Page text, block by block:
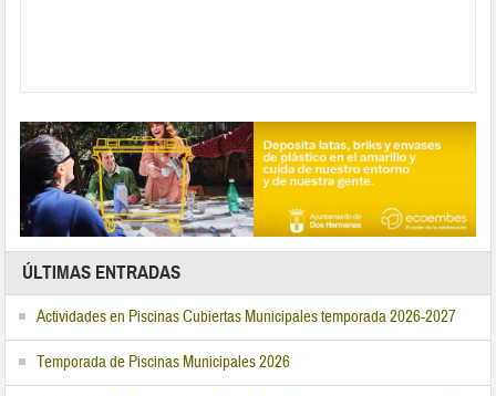
ÚLTIMAS ENTRADAS
Actividades en Piscinas Cubiertas Municipales temporada 2026-2027
Temporada de Piscinas Municipales 2026